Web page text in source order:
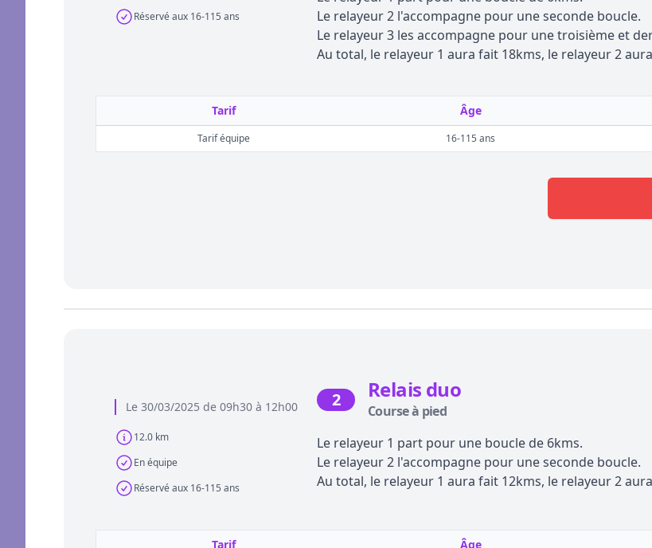
Réservé aux 16-115 ans
Le relayeur 2 l'accompagne pour une seconde boucle.
Le relayeur 3 les accompagne pour une troisième et
Au total, le relayeur 1 aura fait 18kms, le relayeur 2
Tarif Âge
Tarif équipe 16-115 ans
Le 30/03/2025 de 09h30 à 12h00
12.0 km
En équipe
Réservé aux 16-115 ans
2 Relais duo
Course à pied
Le relayeur 1 part pour une boucle de 6kms.
Le relayeur 2 l'accompagne pour une seconde boucle.
Au total, le relayeur 1 aura fait 12kms, le relayeur 2
Tarif Âge